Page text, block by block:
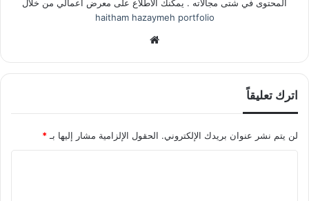
المحتوى في شتى مجالاته . يمكنك الاطلاع على معرض اعمالي من خلال
haitham hazaymeh portfolio
اترك تعليقاً
لن يتم نشر عنوان بريدك الإلكتروني. الحقول الإلزامية مشار إليها بـ *